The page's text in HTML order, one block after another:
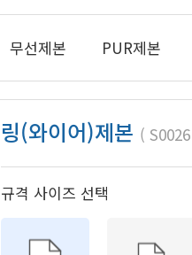
무선제본 PUR제본
링(와이어)제본 S0026
규격 사이즈 선택